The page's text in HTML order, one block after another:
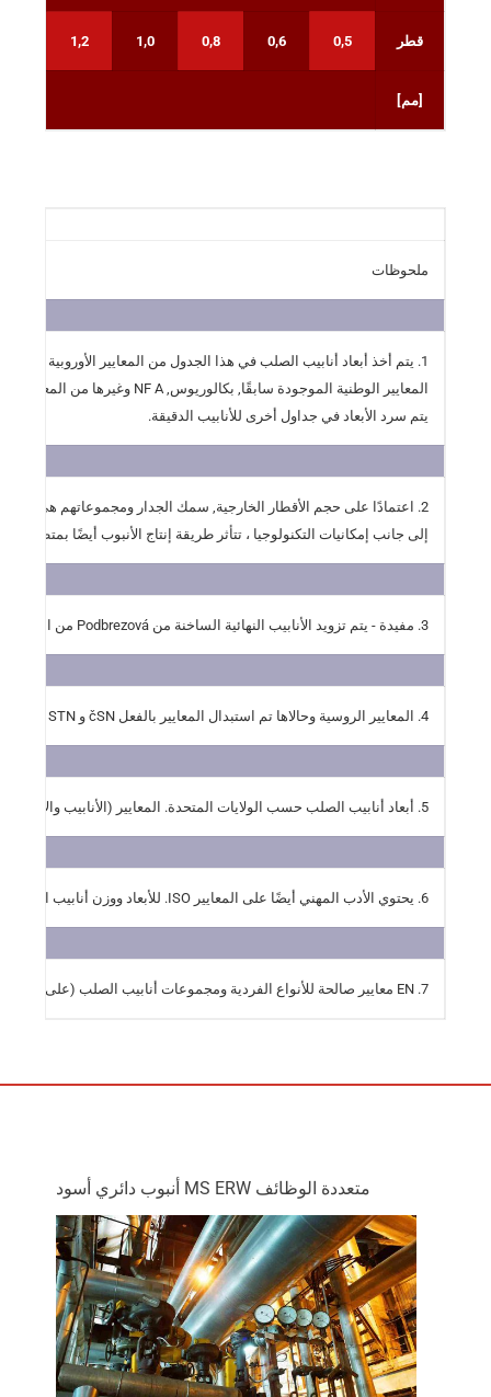
قطر 0,5
0,6
0,8
1,0
1,2
[مم]
ملحوظات
1. يتم أخذ أبعاد أنابيب الصلب في هذا الجدول من المعايير الأوروبية المعمول بها 10220 - أنابيب فولاذية سلسة ولحام - الأبعاد والكتل لكل وحدة طول. تم استبدال هذا المعيار
المعايير الوطنية الموجودة سابقًا, بكالوريوس, NF A وغيرها من المعايير. يمثل Dimensios برنامج الإنتاج الحالي للأنابيب الصلب من železiarne podbrezová (بخلاف الأنابيب الدقيقة, لمن
يتم سرد الأبعاد في جداول أخرى للأنابيب الدقيقة.
2. اعتمادًا على حجم الأقطار الخارجية, سمك الجدار ومجموعاتهم هي الأنابيب (الأبعاد النهائية) تنتجها تشكيل ساخن (انتهى الساخنة عن طريق المتداول) أو عن طريق النهاية (بارد الانتهاء من الرسم).
إلى جانب إمكانيات التكنولوجيا ، تتأثر طريقة إنتاج الأنبوب أيضًا بمتطلبات
3. مفيدة - يتم تزويد الأنابيب النهائية الساخنة من Podbrezová من القطر الخارجي D ≥ 26,9 مم وسمك الجدار ر ≥ 2,6 مم. يتم تمييز هذه الأنابيب في الجدول باللون. أبعاد حدود الإنتاج للأنابيب (على سبيل المثال. أنابيب ذات جدران سميكة) عند الاتفاق. يتم إنتاج أبعاد أخرى وأنابيب الدقة عن طريق تشكيل البرد (الرسم البارد).
4. المعايير الروسية وحالاها تم استبدال المعايير بالفعل čSN و STN أيضا أنابيب مع أبعاد الأنبوب الاسمية الأخرى عن تلك المذكورة في الجدول. توفير هذه الأنابيب ممكن.
5. أبعاد أنابيب الصلب حسب الولايات المتحدة. المعايير (الأنابيب والأنابيب), معايير API, يتم سرد أنابيب الخيوط والأنابيب والأنابيب التي توفرها JIS اليابانية القياسية في جداول أخرى من الأبعاد.
6. يحتوي الأدب المهني أيضًا على المعايير ISO. للأبعاد ووزن أنابيب الفولاذ ذات الأطراف العادية ISO قياسية صالحة 4200, نظام التسامح في ISO القياسي 5252. ايزو 1129 يحتوي على أبعاد, التحمل ووزن أنابيب الفولاذ للمراجل, الهدية الفائقة والمبادلات الحرارية.
7. EN معايير صالحة للأنواع الفردية ومجموعات أنابيب الصلب (على سبيل المثال. أنابيب معدات الضغط) يحتوي أيضًا على جدول الأبعاد الخاص به. الأبعاد فيها مأخوذة من EN 10220. في جداول المسح لمجموعات مختلفة من الأنابيب هي معايير أبعاد معطاة أرقام من EN صالحة لمجموعة من الأنابيب المعطاة (على سبيل المثال. في 10216-1).
متعددة الوظائف MS ERW أنبوب دائري أسود